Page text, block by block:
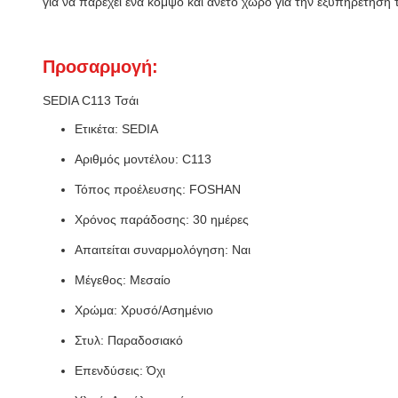
Προσαρμογή:
SEDIA C113 Τσάι
Ετικέτα: SEDIA
Αριθμός μοντέλου: C113
Τόπος προέλευσης: FOSHAN
Χρόνος παράδοσης: 30 ημέρες
Απαιτείται συναρμολόγηση: Ναι
Μέγεθος: Μεσαίο
Χρώμα: Χρυσό/Ασημένιο
Στυλ: Παραδοσιακό
Επενδύσεις: Όχι